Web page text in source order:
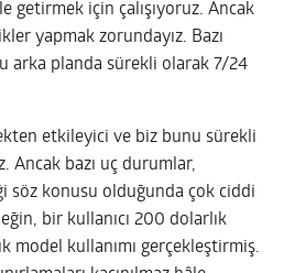
getirmek için çalışıyoruz. Ancak
yapmak zorundayız. Bazı
arka planda sürekli olarak 7/24
etkileyici ve biz bunu sürekli
Ancak bazı uç durumlar,
söz konusu olduğunda çok ciddi
bir kullanıcı 200 dolarlık
model kullanımı gerçekleştirmiş.